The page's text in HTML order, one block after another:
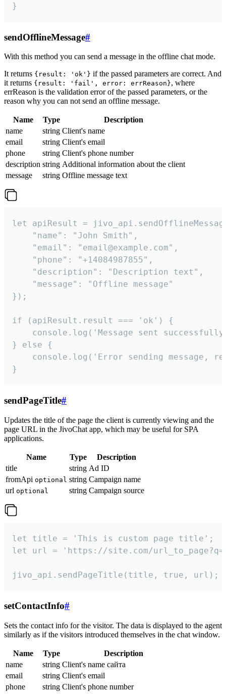
}
sendOfflineMessage#
With this method you can send a message in the offline chat mode.
It returns {result: 'ok'} if the passed parameters are correct. And
it returns {result: 'fail', error: errReason}, where
errReason is the validation error of the passed parameters, or the
reason why you can not send an offline message.
Name Type
Description
name
string Client's name
email
string Client's email
phone
string Client's phone number
description string Additional information about the client
message
string Offline message text
let apiResult =
    "name": "John Smith",
    "email": "email@example.com",
    "phone": "+14084987855",
    "description": "Description text",
    "message": "Offline message"
});
if (apiResult.result === 'ok') {
console.log('Message sent
} else {
console.log('Error sending message,
}
sendPageTitle#
Updates the title of the page the client is currently viewing and the
page URL in the JivoChat app, which may be useful for SPA
applications.
Name Type
Description
title
string Ad ID
fromApi optional string Campaign name
url optional string Campaign source
let title = 'This is custom page title';
let url = 'https://site.com/
jivo_api.sendPageTitle(title, true, url);
setContactInfo#
Sets the contact info for the visitor. The data is displayed to the agent
similarly as if the visitors introduced themselves in the chat window.
Name Type
Description
name
string Client's name сайта
email
string Client's email
phone
string Client's phone number